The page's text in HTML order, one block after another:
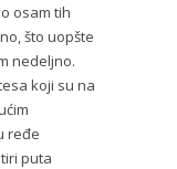
osam tih
što uopšte
nedeljno.
koji su na
ređe
puta